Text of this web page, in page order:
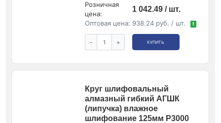
Розничная
цена:
1 042.49 / шт.
Оптовая цена: 938.24 руб. / шт. !
- + КУПИТЬ
Круг шлифовальный
алмазный гибкий АГШК
(липучка) влажное
шлифование 125мм Р3000